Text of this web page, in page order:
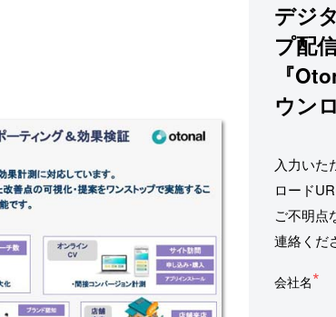
デジ
プ配
『
ウン
入力いた
ロード
ご不明点
連絡くだ
会社名